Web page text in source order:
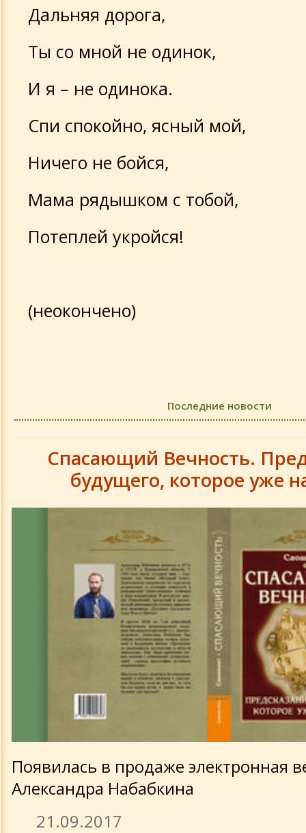
Дальняя дорога,
Ты со мной не одинок,
И я – не одинока.
Спи спокойно, ясный мой,
Ничего не бойся,
Мама рядышком с тобой,
Потеплей укройся!
(неокончено)
Последние новости
Спасающий Вечность.
будущего, которое уже
Появилась в продаже электронная
Александра Набабкина
21.09.2017